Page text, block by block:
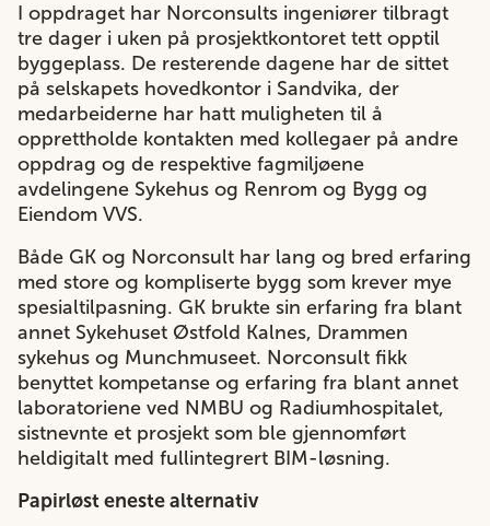
I oppdraget har Norconsults ingeniører tilbragt
tre dager i uken på prosjektkontoret tett opptil
byggeplass. De resterende dagene har de sittet
på selskapets hovedkontor i Sandvika, der
medarbeiderne har hatt muligheten til å
opprettholde kontakten med kollegaer på andre
oppdrag og de respektive fagmiljøene
avdelingene Sykehus og Renrom og Bygg og
Eiendom VVS.
Både GK og Norconsult har lang og bred erfaring
med store og kompliserte bygg som krever mye
spesialtilpasning. GK brukte sin erfaring fra blant
annet Sykehuset Østfold Kalnes, Drammen
sykehus og Munchmuseet. Norconsult fikk
benyttet kompetanse og erfaring fra blant annet
laboratoriene ved NMBU og Radiumhospitalet,
sistnevnte et prosjekt som ble gjennomført
heldigitalt med fullintegrert BIM-løsning.
Papirløst eneste alternativ